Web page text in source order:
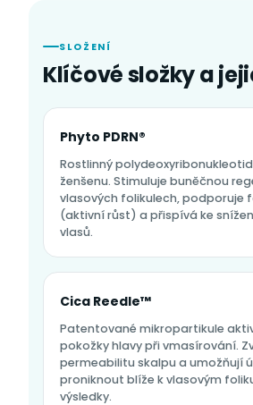
SLOŽENÍ
Klíčové složky a
Phyto PDRN®
Rostlinný
ženšenu. Stimuluje buněčnou
vlasových folikulech, podporuje
(aktivní růst) a přispívá ke
vlasů.
Cica Reedle™
Patentované mikropartikule
pokožky hlavy při vmasírování.
permeabilitu skalpu a umožňují
proniknout blíže k vlasovým
výsledky.